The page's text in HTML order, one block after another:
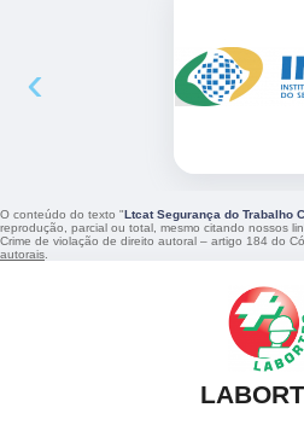
‹
O conteúdo do texto " Ltcat Segurança do Trabalho
reprodução, parcial ou total, mesmo citando nossos
Crime de violação de direito autoral – artigo 184 do
autorais.